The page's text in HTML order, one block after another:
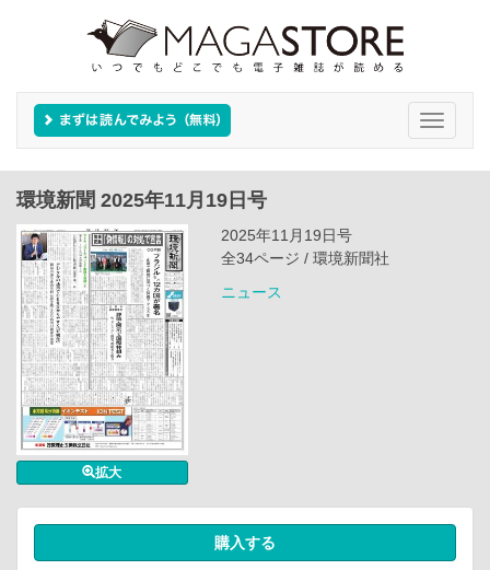
Toggle
環境新聞 2025年11月19日号
拡大
2025年11月19日号
全34ページ / 環境新聞社
ニュース
購入する